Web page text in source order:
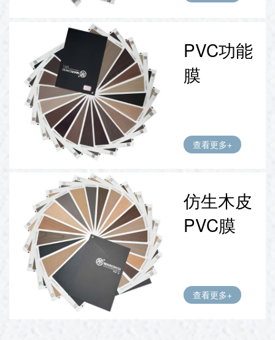
PVC功能
膜
查看更多+
仿生木皮
PVC膜
查看更多+